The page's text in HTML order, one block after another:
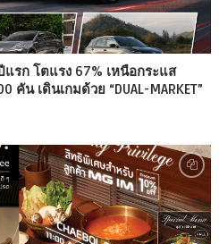
แรก โตแรง 67% เหนือกระแส
น เดินเกมด้วย “DUAL-MARKET”